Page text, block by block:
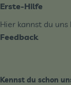
Erste-Hilfe
Hier kannst du uns
Feedback
Kennst du schon